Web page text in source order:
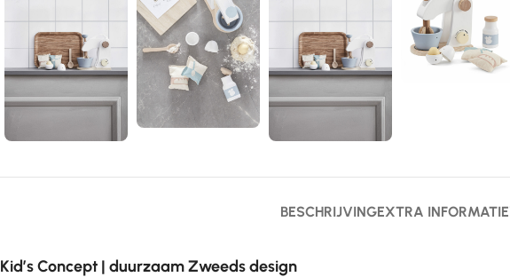
BESCHRIJVINGEXTRA INFORMATIE
Kid’s Concept | duurzaam Zweeds design